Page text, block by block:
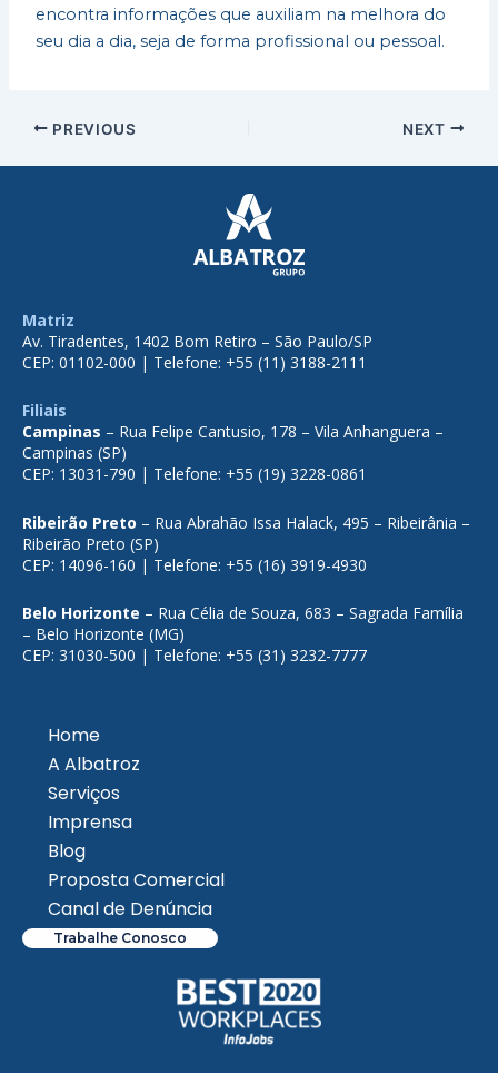
encontra informações que auxiliam na melhora do
seu dia a dia, seja de forma profissional ou pessoal.
PREVIOUS NEXT
Home
A Albatroz
Serviços
Imprensa
Blog
Proposta Comercial
Canal de Denúncia
Trabalhe Conosco
Matriz
Av. Tiradentes, 1402 Bom Retiro – São Paulo/SP
CEP: 01102-000 | Telefone: +55 (11) 3188-2111
Filiais
Campinas – Rua Felipe Cantusio, 178 – Vila Anhanguera –
Campinas (SP)
CEP: 13031-790 | Telefone: +55 (19) 3228-0861
Ribeirão Preto – Rua Abrahão Issa Halack, 495 – Ribeirânia –
Ribeirão Preto (SP)
CEP: 14096-160 | Telefone: +55 (16) 3919-4930
Belo Horizonte – Rua Célia de Souza, 683 – Sagrada Família
– Belo Horizonte (MG)
CEP: 31030-500 | Telefone: +55 (31) 3232-7777